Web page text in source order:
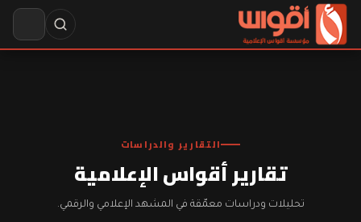
التقارير والدراسات
تقارير أقواس الإعلامية
تحليلات ودراسات معمّقة في المشهد الإعلامي والرقمي.